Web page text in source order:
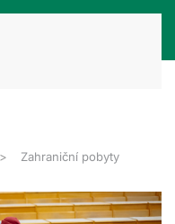
Zahraniční pobyty